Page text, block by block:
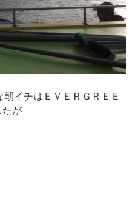
イチはＥＶＥＲＧＲＥＥ
たが